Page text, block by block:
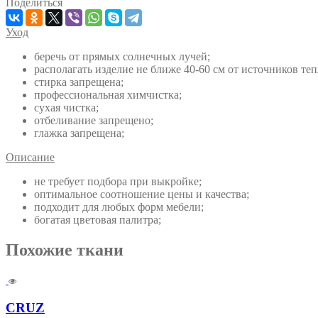
Поделиться
Уход
беречь от прямых солнечных лучей;
располагать изделие не ближе 40-60 см от источников
стирка запрещена;
профессиональная химчистка;
сухая чистка;
отбеливание запрещено;
глажка запрещена;
Описание
не требует подбора при выкройке;
оптимальное соотношение цены и качества;
подходит для любых форм мебели;
богатая цветовая палитра;
Похожие ткани
CRUZ